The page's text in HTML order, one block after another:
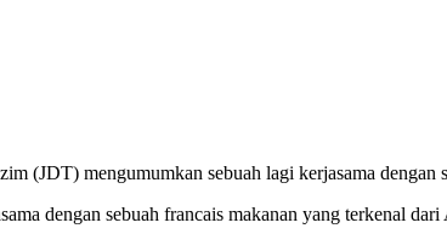
(JDT) mengumumkan sebuah lagi kerjasama dengan
dengan sebuah francais makanan yang terkenal